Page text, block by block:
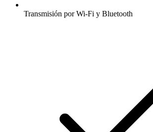
Transmisión por Wi-Fi y Bluetooth